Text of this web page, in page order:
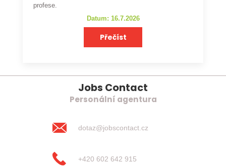
profese.
Datum: 16.7.2026
Přečíst
Jobs Contact
Personální agentura
dotaz@jobscontact.cz
+420 602 642 915